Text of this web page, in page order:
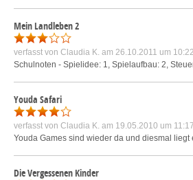
Mein Landleben 2
verfasst von Claudia K. am 26.10.2011 um 10:22
Schulnoten - Spielidee: 1, Spielaufbau: 2,
Youda Safari
verfasst von Claudia K. am 19.05.2010 um 11:17
Youda Games sind wieder da und diesmal
Die Vergessenen Kinder